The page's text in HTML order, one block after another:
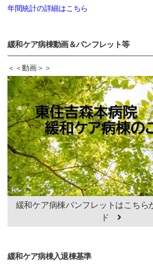
年間統計の詳細はこちら
緩和ケア病棟動画＆パンフレット等
＜＜動画＞＞
緩和ケア病棟パンフレットはこちら
ド
緩和ケア病棟入退棟基準